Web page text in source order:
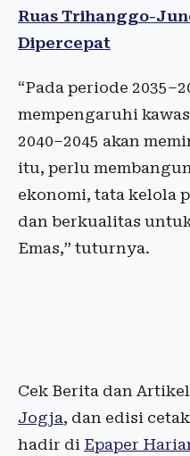
Ruas Trihanggo-
Dipercepat
“Pada periode
mempengaruhi
2040–2045 akan
itu, perlu
ekonomi, tata kelola
dan berkualitas
Emas,” tuturnya.
Cek Berita dan
Jogja, dan edisi
hadir di Epaper